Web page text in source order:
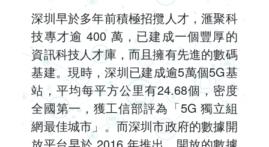
深圳早於多年前積極招攬人才，滙聚科
技專才逾 400 萬，已建成一個豐厚的
資訊科技人才庫，而且擁有先進的數碼
基建。現時，深圳已建成逾5萬個5G基
站，平均每平方公里有24.68個，密度
全國第一，獲工信部評為「5G 獨立組
網最佳城市」。而深圳市政府的數據開